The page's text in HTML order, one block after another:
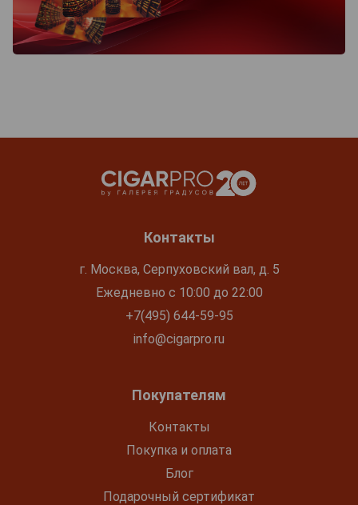
Контакты
г. Москва, Серпуховский вал, д. 5
Ежедневно с 10:00 до 22:00
+7(495) 644-59-95
info@cigarpro.ru
Покупателям
Контакты
Покупка и оплата
Блог
Подарочный сертификат